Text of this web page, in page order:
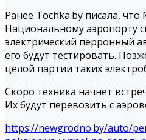
Ранее Tochka.by писала,
Национальному аэропорту
электрический перронный
его будут тестировать.
целой партии таких
Скоро техника начнет
Их будут перевозить с
https://newgrodno.by/auto/